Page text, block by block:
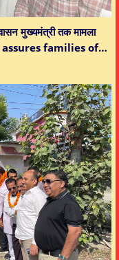
मुख्यमंत्री तक मामला
assures families of…